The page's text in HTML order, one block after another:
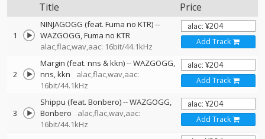
Title Price
1
NINJAGOGG (feat. Fuma no KTR)--
WAZGOGG Fuma no KTR
alac,flac,wav,aac: 16bit/44.1kHz
Add Track
2
Margin (feat. nns & kkn)--WAZGOGG
nns kkn
alac,flac,wav,aac:
16bit/44.1kHz
Add Track
3
Shippu (feat. Bonbero)--WAZGOGG
Bonbero
alac,flac,wav,aac:
16bit/44.1kHz
Add Track